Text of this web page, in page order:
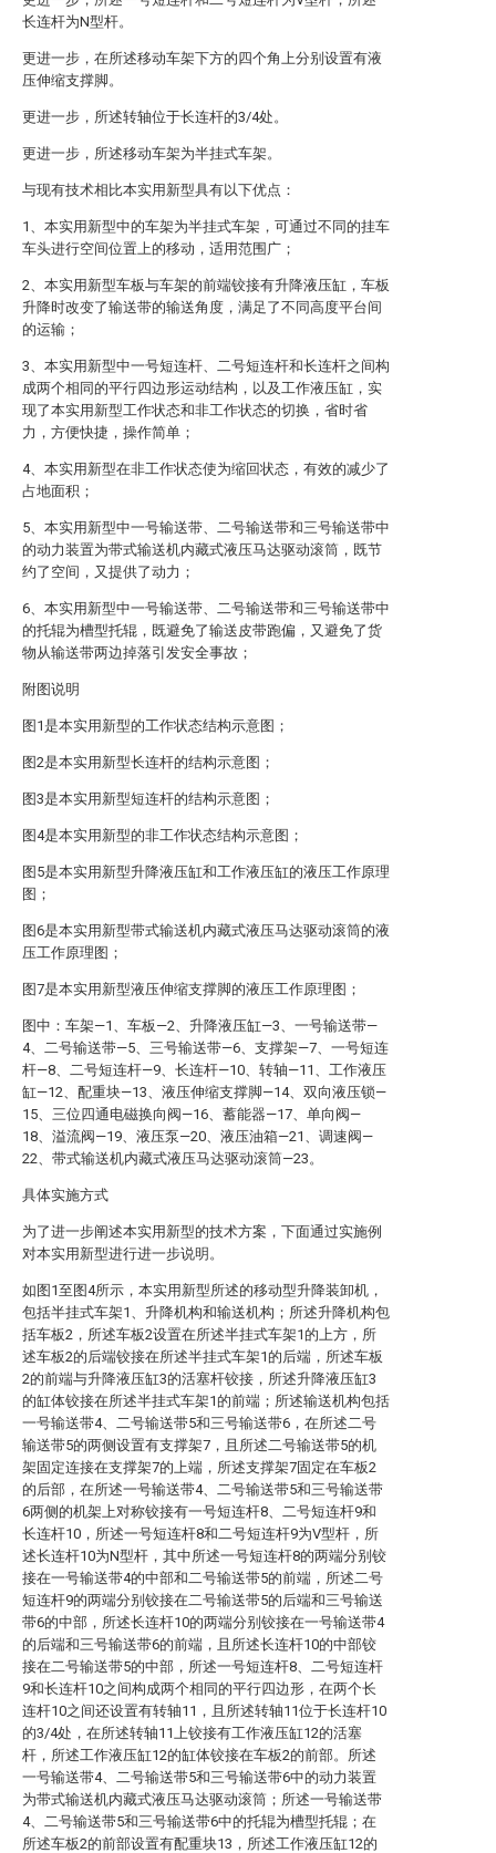
长连杆为N型杆。
更进一步，在所述移动车架下方的四个角上分别设置有液
压伸缩支撑脚。
更进一步，所述转轴位于长连杆的3/4处。
更进一步，所述移动车架为半挂式车架。
与现有技术相比本实用新型具有以下优点：
1、本实用新型中的车架为半挂式车架，可通过不同的挂车
车头进行空间位置上的移动，适用范围广；
2、本实用新型车板与车架的前端铰接有升降液压缸，车板
升降时改变了输送带的输送角度，满足了不同高度平台间
的运输；
3、本实用新型中一号短连杆、二号短连杆和长连杆之间构
成两个相同的平行四边形运动结构，以及工作液压缸，实
现了本实用新型工作状态和非工作状态的切换，省时省
力，方便快捷，操作简单；
4、本实用新型在非工作状态使为缩回状态，有效的减少了
占地面积；
5、本实用新型中一号输送带、二号输送带和三号输送带中
的动力装置为带式输送机内藏式液压马达驱动滚筒，既节
约了空间，又提供了动力；
6、本实用新型中一号输送带、二号输送带和三号输送带中
的托辊为槽型托辊，既避免了输送皮带跑偏，又避免了货
物从输送带两边掉落引发安全事故；
附图说明
图1是本实用新型的工作状态结构示意图；
图2是本实用新型长连杆的结构示意图；
图3是本实用新型短连杆的结构示意图；
图4是本实用新型的非工作状态结构示意图；
图5是本实用新型升降液压缸和工作液压缸的液压工作原理
图；
图6是本实用新型带式输送机内藏式液压马达驱动滚筒的液
压工作原理图；
图7是本实用新型液压伸缩支撑脚的液压工作原理图；
图中：车架—1、车板—2、升降液压缸—3、一号输送带—
4、二号输送带—5、三号输送带—6、支撑架—7、一号短连
杆—8、二号短连杆—9、长连杆—10、转轴—11、工作液压
缸—12、配重块—13、液压伸缩支撑脚—14、双向液压锁—
15、三位四通电磁换向阀—16、蓄能器—17、单向阀—
18、溢流阀—19、液压泵—20、液压油箱—21、调速阀—
22、带式输送机内藏式液压马达驱动滚筒—23。
具体实施方式
为了进一步阐述本实用新型的技术方案，下面通过实施例
对本实用新型进行进一步说明。
如图1至图4所示，本实用新型所述的移动型升降装卸机，
包括半挂式车架1、升降机构和输送机构；所述升降机构包
括车板2，所述车板2设置在所述半挂式车架1的上方，所
述车板2的后端铰接在所述半挂式车架1的后端，所述车板
2的前端与升降液压缸3的活塞杆铰接，所述升降液压缸3
的缸体铰接在所述半挂式车架1的前端；所述输送机构包括
一号输送带4、二号输送带5和三号输送带6，在所述二号
输送带5的两侧设置有支撑架7，且所述二号输送带5的机
架固定连接在支撑架7的上端，所述支撑架7固定在车板2
的后部，在所述一号输送带4、二号输送带5和三号输送带
6两侧的机架上对称铰接有一号短连杆8、二号短连杆9和
长连杆10，所述一号短连杆8和二号短连杆9为V型杆，所
述长连杆10为N型杆，其中所述一号短连杆8的两端分别铰
接在一号输送带4的中部和二号输送带5的前端，所述二号
短连杆9的两端分别铰接在二号输送带5的后端和三号输送
带6的中部，所述长连杆10的两端分别铰接在一号输送带4
的后端和三号输送带6的前端，且所述长连杆10的中部铰
接在二号输送带5的中部，所述一号短连杆8、二号短连杆
9和长连杆10之间构成两个相同的平行四边形，在两个长
连杆10之间还设置有转轴11，且所述转轴11位于长连杆10
的3/4处，在所述转轴11上铰接有工作液压缸12的活塞
杆，所述工作液压缸12的缸体铰接在车板2的前部。所述
一号输送带4、二号输送带5和三号输送带6中的动力装置
为带式输送机内藏式液压马达驱动滚筒；所述一号输送带
4、二号输送带5和三号输送带6中的托辊为槽型托辊；在
所述车板2的前部设置有配重块13，所述工作液压缸12的